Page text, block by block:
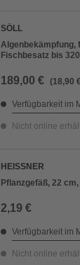
SÖLL
Algenbekämpfung,
Fischbesatz bis
189,00 € (18,90
Verfügbarkeit im
Nicht online
HEISSNER
Pflanzgefäß, 22
2,19 €
Verfügbarkeit im
Nicht online